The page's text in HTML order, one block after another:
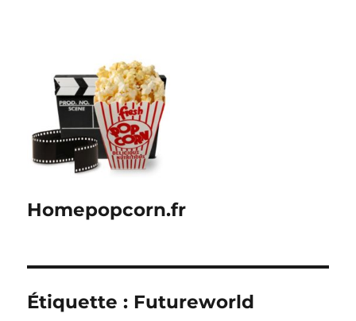
Homepopcorn.fr
Étiquette : Futureworld